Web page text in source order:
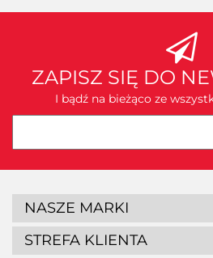
ZAPISZ SIĘ DO
I bądź na bieżąco ze
NASZE MARKI
STREFA KLIENTA